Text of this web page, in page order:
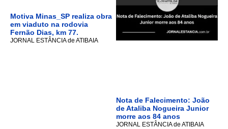
Motiva Minas_SP realiza obra
em viaduto na rodovia
Fernão Dias, km 77.
JORNAL ESTÂNCIA de ATIBAIA
Nota de Falecimento: João
de Ataliba Nogueira Junior
morre aos 84 anos
JORNAL ESTÂNCIA de ATIBAIA